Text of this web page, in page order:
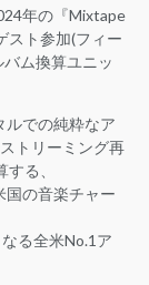
年の『Mixtape
スト参加(フィー
ム換算ユニッ
での純粋なア
トリーミング再
る、
国の音楽チャー
る全米No.1ア